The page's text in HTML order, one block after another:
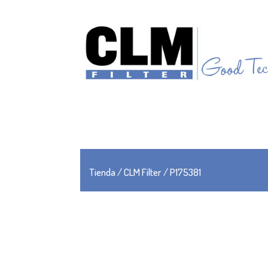
Tienda/CLM Filter/ P175381